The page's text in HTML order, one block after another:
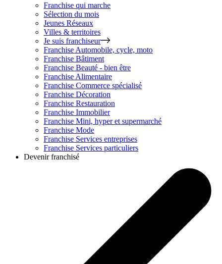
Franchise qui marche
Sélection du mois
Jeunes Réseaux
Villes & territoires
Je suis franchiseur
Franchise Automobile, cycle, moto
Franchise Bâtiment
Franchise Beauté - bien être
Franchise Alimentaire
Franchise Commerce spécialisé
Franchise Décoration
Franchise Restauration
Franchise Immobilier
Franchise Mini, hyper et supermarché
Franchise Mode
Franchise Services entreprises
Franchise Services particuliers
Devenir franchisé